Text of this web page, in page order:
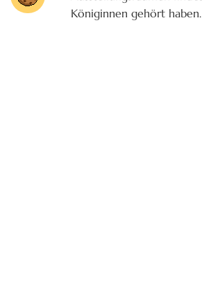
Königinnen gehört